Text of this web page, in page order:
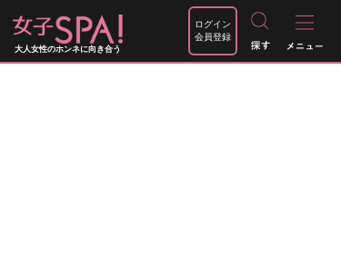
大人女性のホンネに向き合う
ログイン
会員登録